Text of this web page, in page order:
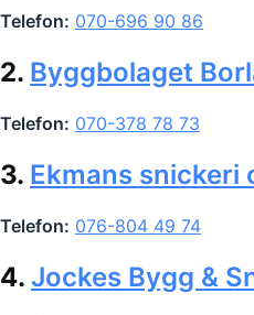
Telefon: 070-696 90 86
2. Byggbolaget
Telefon: 070-378 78 73
3. Ekmans snickeri
Telefon: 076-804 49 74
4. Jockes Bygg &